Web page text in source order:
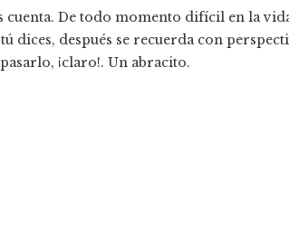
cuenta. De todo momento difícil en la
dices, después se recuerda con
¡claro!. Un abracito.